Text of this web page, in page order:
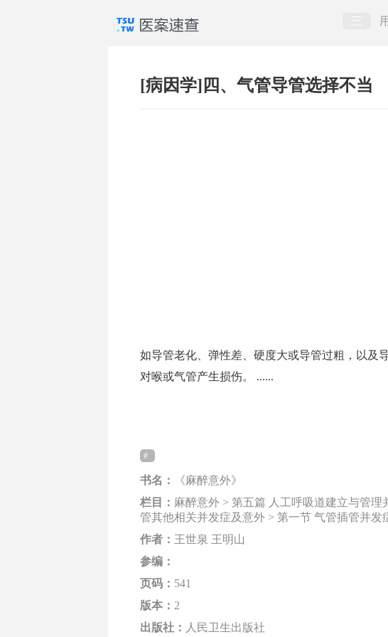
[病因学]四、气管导管选择不当
如导管老化、弹性差、硬度大或导管过粗，以及
对喉或气管产生损伤。 ......
书名：
《麻醉意外》
栏目： 麻醉意外 > 第五篇 人工呼吸道建立与管
管其他相关并发症及意外 > 第一节 气管插管并发
作者： 王世泉 王明山
参编：
页码： 541
版本： 2
出版社： 人民卫生出版社